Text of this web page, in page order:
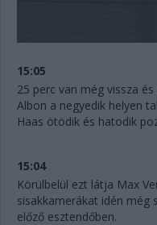
15:05
25 perc van még vissza
Albon a negyedik helyen
Haas ötödik és hatodik
15:04
Körülbelül ezt látja Max
sisakkamerákat idén
előző esztendőben.